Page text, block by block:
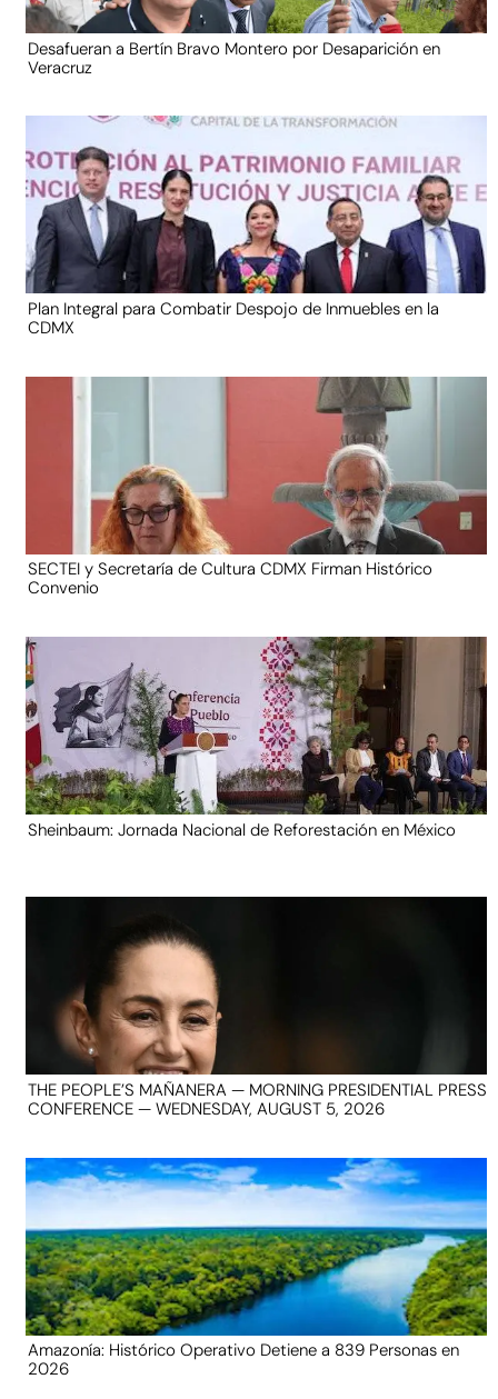
Desafueran a Bertín Bravo Montero por Desaparición en
Veracruz
Plan Integral para Combatir Despojo de Inmuebles en la
CDMX
SECTEI y Secretaría de Cultura CDMX Firman Histórico
Convenio
Sheinbaum: Jornada Nacional de Reforestación en México
THE PEOPLE’S MAÑANERA — MORNING PRESIDENTIAL PRESS
CONFERENCE — WEDNESDAY, AUGUST 5, 2026
Amazonía: Histórico Operativo Detiene a 839 Personas en
2026